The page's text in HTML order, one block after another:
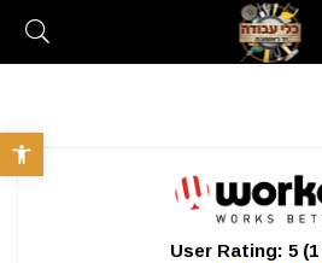
פתח
User Rating: 5 (1